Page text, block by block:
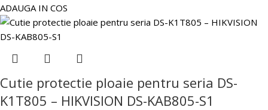
ADAUGA IN COS
Cutie protectie ploaie pentru seria DS-
K1T805 – HIKVISION DS-KAB805-S1